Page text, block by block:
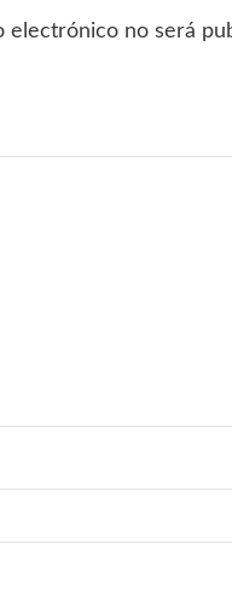
electrónico no será